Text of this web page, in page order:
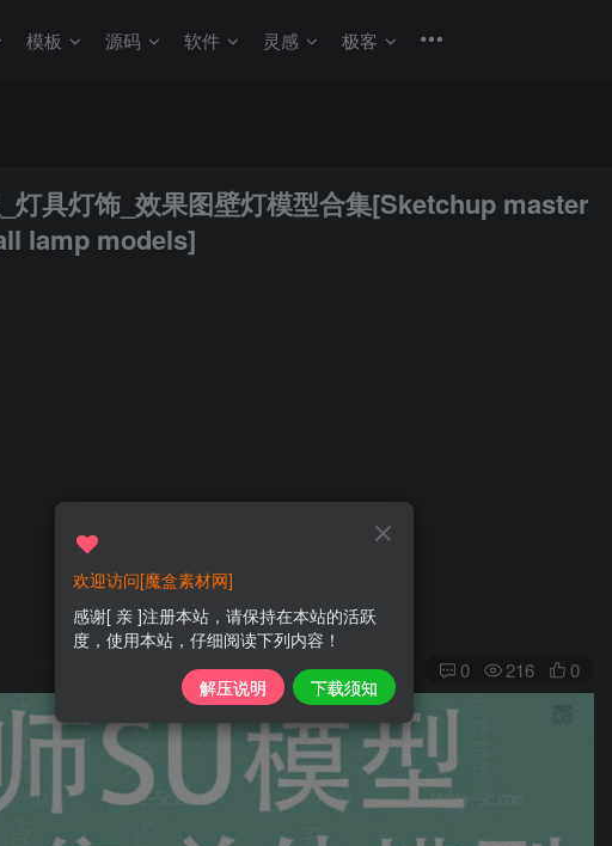
模板 源码 软件 灵感 极客
具灯饰_效果图壁灯模型合集[Sketchup master
lamp models]
0 216 0
欢迎访问[魔盒素材网]
感谢[ 亲 ]注册本站，请保持在本站的活跃
度，使用本站，仔细阅读下列内容！
解压说明 下载须知